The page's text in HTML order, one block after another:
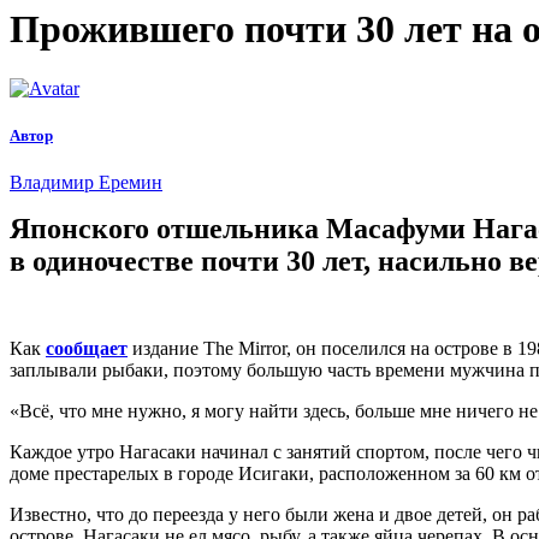
Прожившего почти 30 лет на
Автор
Владимир Еремин
Японского отшельника Масафуми
в одиночестве почти 30 лет, насильно
Как сообщает издание The Mirror, он поселился на острове в
заплывали рыбаки, поэтому большую часть времени мужчина
«Всё, что мне нужно, я могу найти здесь, больше мне ничего
Каждое утро Нагасаки начинал с занятий спортом, после
доме престарелых в городе Исигаки, расположенном за 60 км
Известно, что до переезда у него были жена и двое детей, он